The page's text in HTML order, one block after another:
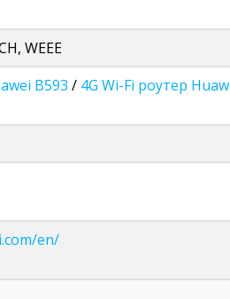
WEEE
B593 / 4G Wi-Fi роутер
en/